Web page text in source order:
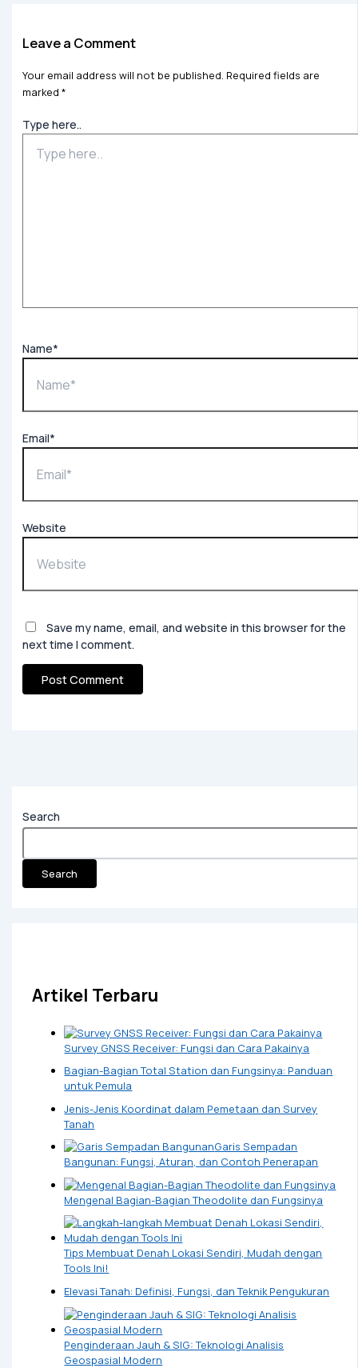
Search
Search
Artikel Terbaru
Survey GNSS Receiver: Fungsi dan Cara Pakainya
Bagian-Bagian Total Station dan Fungsinya: Panduan
untuk Pemula
Jenis-Jenis Koordinat dalam Pemetaan dan Survey
Tanah
Garis Sempadan
Bangunan: Fungsi, Aturan, dan Contoh Penerapan
Mengenal Bagian-Bagian Theodolite dan Fungsinya
Tips Membuat Denah Lokasi Sendiri, Mudah dengan
Tools Ini!
Elevasi Tanah: Definisi, Fungsi, dan Teknik Pengukuran
Penginderaan Jauh & SIG: Teknologi Analisis
Geospasial Modern
Leave a Comment
Your email address will not be published. Required fields are
marked *
Type here..
Name*
Email*
Website
Save my name, email, and website in this browser for the
next time I comment.